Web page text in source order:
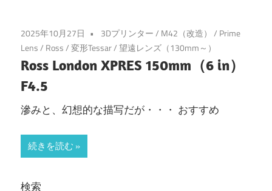
2025年10月27日 3Dプリンター/ M42（改造） / Prime
Lens/ Ross/変形Tessar/望遠レンズ（130mm～）
Ross London XPRES 150mm（6 in）
F4.5
滲みと、幻想的な描写だが・・・ おすすめ
続きを読む
検索